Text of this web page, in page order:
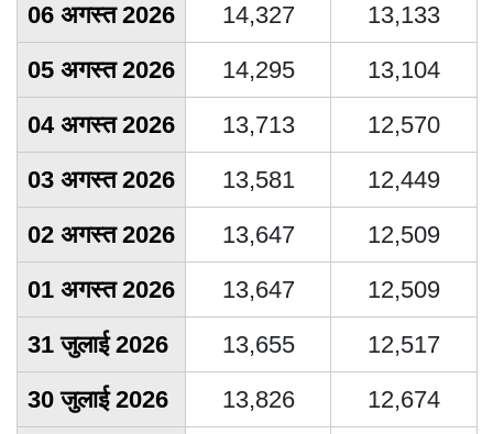
06 अगस्त 2026
14,327
13,133
05 अगस्त 2026
14,295
13,104
04 अगस्त 2026
13,713
12,570
03 अगस्त 2026
13,581
12,449
02 अगस्त 2026
13,647
12,509
01 अगस्त 2026
13,647
12,509
31 जुलाई 2026
13,655
12,517
30 जुलाई 2026
13,826
12,674